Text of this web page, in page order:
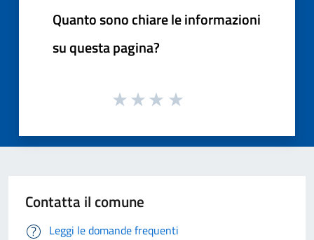
Quanto sono chiare le informazioni
su questa pagina?
Contatta il comune
Leggi le domande frequenti